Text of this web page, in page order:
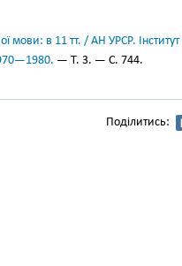
мови: в 11 тт. / АН УРСР.
— Т. 3. — С. 744.
Поділитись: